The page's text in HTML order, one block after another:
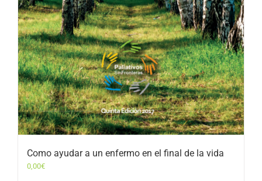
Como ayudar a un enfermo en el final de la vida
0,00€